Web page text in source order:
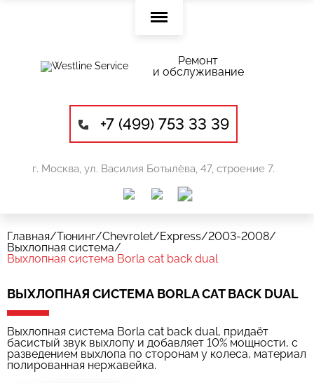
Ремонт
и обслуживание
+7 (499) 753 33 39
г. Москва, ул. Василия Ботылёва, 47, строение 7.
Главная/Тюнинг/Chevrolet/Express/2003-2008/
Выхлопная система/
Выхлопная система Borla cat back dual
ВЫХЛОПНАЯ СИСТЕМА BORLA CAT BACK DUAL
Выхлопная система Borla cat back dual, придаёт
басистый звук выхлопу и добавляет 10% мощности, c
разведением выхлопа по сторонам у колеса, материал
полированная нержавейка.